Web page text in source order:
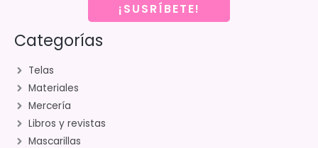
¡SUSRÍBETE!
Categorías
Telas
Materiales
Mercería
Libros y revistas
Mascarillas